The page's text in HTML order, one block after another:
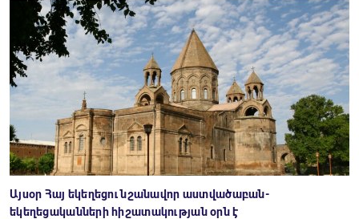
Այսօր Հայ եկեղեցու նշանավոր աստվածաբան-
եկեղեցականների հիշատակության օրն է